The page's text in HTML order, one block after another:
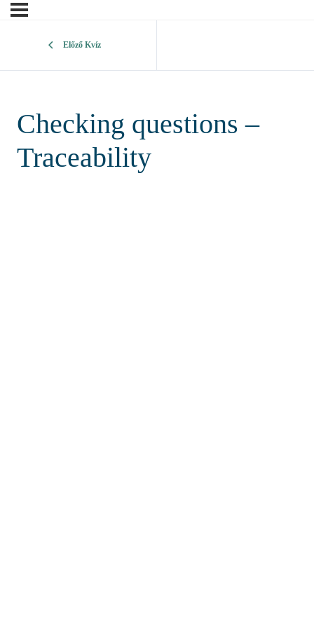
Előző Kvíz
Checking questions –
Traceability